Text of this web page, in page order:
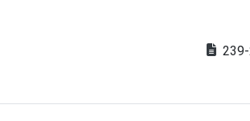
oshirish va ichki bozorni barqaror
korxonalarining barqaror iqtisodiy
raqobatbardoshlikni boshqarishning